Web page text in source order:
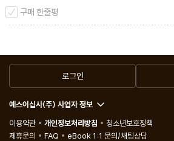
구매 한줄평
로그인
예스이십사(주) 사업자 정보
이용약관
개인정보처리방침
청소년보호정책
제휴문의
FAQ eBook 1:1 문의/채팅상담